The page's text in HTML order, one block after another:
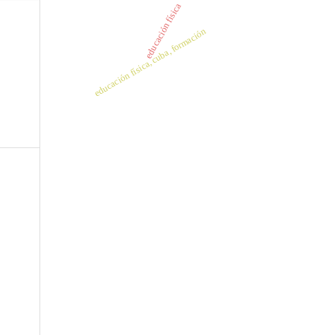
educación física
educación física, cuba, formación